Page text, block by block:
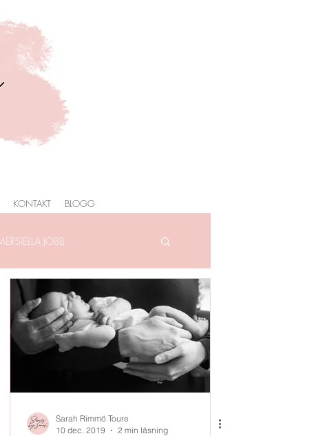
JOBB
HEMMAFOTOGRAFERING
SOMMAR
Sarah Rimmö Toure
10 dec. 2019
2 min läsning
KONTAKT BLOGG